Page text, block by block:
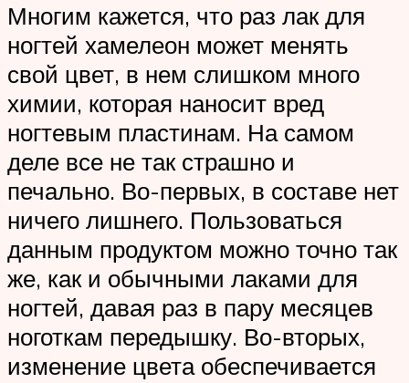
Многим кажется, что раз лак для
ногтей хамелеон может менять
свой цвет, в нем слишком много
химии, которая наносит вред
ногтевым пластинам. На самом
деле все не так страшно и
печально. Во-первых, в составе нет
ничего лишнего. Пользоваться
данным продуктом можно точно так
же, как и обычными лаками для
ногтей, давая раз в пару месяцев
ноготкам передышку. Во-вторых,
изменение цвета обеспечивается